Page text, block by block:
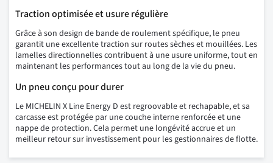
Traction optimisée et usure régulière
Grâce à son design de bande de roulement spécifique, le pneu
garantit une excellente traction sur routes sèches et mouillées. Les
lamelles directionnelles contribuent à une usure uniforme, tout en
maintenant les performances tout au long de la vie du pneu.
Un pneu conçu pour durer
Le MICHELIN X Line Energy D est regroovable et rechapable, et sa
carcasse est protégée par une couche interne renforcée et une
nappe de protection. Cela permet une longévité accrue et un
meilleur retour sur investissement pour les gestionnaires de flotte.